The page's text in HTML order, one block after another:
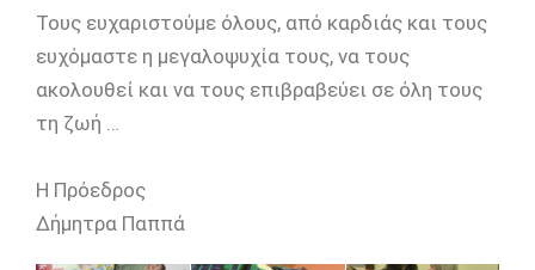
Τους ευχαριστούμε όλους, από καρδιάς και τους
ευχόμαστε η μεγαλοψυχία τους, να τους
ακολουθεί και να τους επιβραβεύει σε όλη τους
τη ζωή …
Η Πρόεδρος
Δήμητρα Παππά